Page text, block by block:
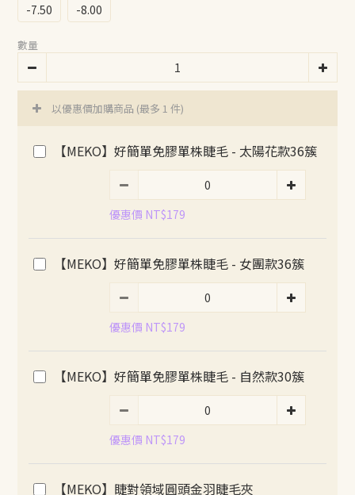
-7.50
-8.00
數量
以優惠價加購商品 (最多 1 件)
【MEKO】好簡單免膠單株睫毛 - 太陽花款36簇
優惠價 NT$179
【MEKO】好簡單免膠單株睫毛 - 女團款36簇
優惠價 NT$179
【MEKO】好簡單免膠單株睫毛 - 自然款30簇
優惠價 NT$179
【MEKO】睫對領域圓頭金羽睫毛夾